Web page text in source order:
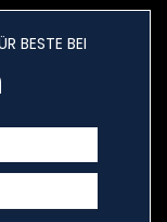
BESTE BEI